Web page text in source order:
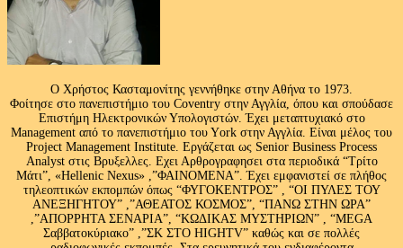
Ο Χρήστος Κασταμονίτης γεννήθηκε στην Αθήνα το 1973.
Φοίτησε στο πανεπιστήμιο του Coventry στην Αγγλία, όπου και σπούδασε
Επιστήμη Ηλεκτρονικών Υπολογιστών. Έχει μεταπτυχιακό στο
Management από το πανεπιστήμιο του Υork στην Αγγλία. Είναι μέλος του
Project Management Institute. Εργάζεται ως Senior Business Process
Analyst στις Βρυξελλες. Εχει Αρθρογραφησει στα περιοδικά “Τρίτο
Μάτι”, «Hellenic Nexus» ,”ΦΑΙΝΟΜΕΝΑ”. Έχει εμφανιστεί σε πλήθος
τηλεοπτικών εκπομπών όπως “ΦΥΓΟΚΕΝΤΡΟΣ” , “ΟΙ ΠΥΛΕΣ ΤΟΥ
ΑΝΕΞΗΓΗΤΟΥ” ,”ΑΘΕΑΤΟΣ ΚΟΣΜΟΣ”, “ΠΑΝΩ ΣΤΗΝ ΩΡΑ”
,”ΑΠΟΡΡΗΤΑ ΣΕΝΑΡΙΑ”, “ΚΩΔΙΚΑΣ ΜΥΣΤΗΡΙΩΝ” , “MEGA
Σαββατοκύριακο” ,”ΣΚ ΣΤΟ HIGHTV” καθώς και σε πολλές